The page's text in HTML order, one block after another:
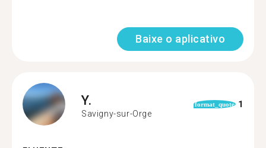
Baixe o aplicativo
Y.
Savigny-sur-Orge
format_quote 1